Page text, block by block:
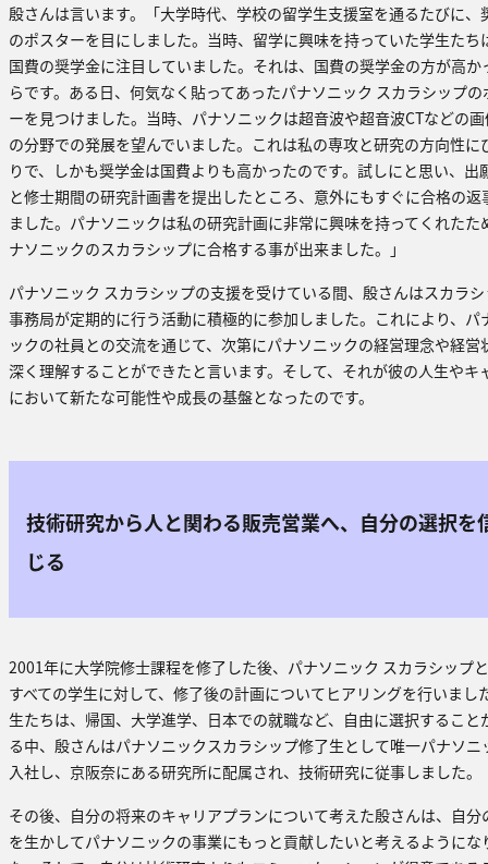
殷さんは言います。「大学時代、学校の留学生支援室を通るたびに、
のポスターを目にしました。当時、留学に興味を持っていた学生たち
国費の奨学金に注目していました。それは、国費の奨学金の方が高か
らです。ある日、何気なく貼ってあったパナソニック スカラシップの
ーを見つけました。当時、パナソニックは超音波や超音波CTなどの
の分野での発展を望んでいました。これは私の専攻と研究の方向性に
りで、しかも奨学金は国費よりも高かったのです。試しにと思い、出
と修士期間の研究計画書を提出したところ、意外にもすぐに合格の返
ました。パナソニックは私の研究計画に非常に興味を持ってくれたた
ナソニックのスカラシップに合格する事が出来ました。」
パナソニック スカラシップの支援を受けている間、殷さんはスカラ
事務局が定期的に行う活動に積極的に参加しました。これにより、パ
ックの社員との交流を通じて、次第にパナソニックの経営理念や経営
深く理解することができたと言います。そして、それが彼の人生やキ
において新たな可能性や成長の基盤となったのです。
技術研究から人と関わる販売営業へ、自分の選択を
じる
2001年に大学院修士課程を修了した後、パナソニック スカラシップ
すべての学生に対して、修了後の計画についてヒアリングを行いまし
生たちは、帰国、大学進学、日本での就職など、自由に選択すること
る中、殷さんはパナソニックスカラシップ修了生として唯一パナソニ
入社し、京阪奈にある研究所に配属され、技術研究に従事しました。
その後、自分の将来のキャリアプランについて考えた殷さんは、自分
を生かしてパナソニックの事業にもっと貢献したいと考えるようにな